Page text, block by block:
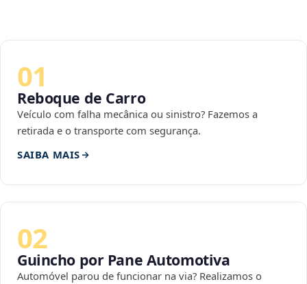
01
Reboque de Carro
Veículo com falha mecânica ou sinistro? Fazemos a
retirada e o transporte com segurança.
SAIBA MAIS
02
Guincho por Pane Automotiva
Automóvel parou de funcionar na via? Realizamos o